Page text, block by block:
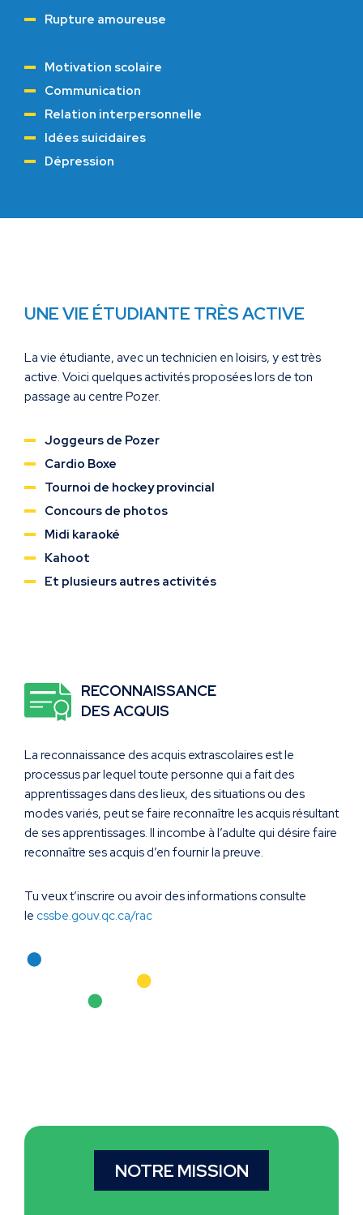
Rupture amoureuse
Motivation scolaire
Communication
Relation interpersonnelle
Idées suicidaires
Dépression
UNE VIE ÉTUDIANTE TRÈS ACTIVE
La vie étudiante, avec un technicien en loisirs, y est très
active. Voici quelques activités proposées lors de ton
passage au centre Pozer.
Joggeurs de Pozer
Cardio Boxe
Tournoi de hockey provincial
Concours de photos
Midi karaoké
Kahoot
Et plusieurs autres activités
RECONNAISSANCE
DES ACQUIS
La reconnaissance des acquis extrascolaires est le
processus par lequel toute personne qui a fait des
apprentissages dans des lieux, des situations ou des
modes variés, peut se faire reconnaître les acquis résultant
de ses apprentissages. Il incombe à l’adulte qui désire faire
reconnaître ses acquis d’en fournir la preuve.
Tu veux t’inscrire ou avoir des informations consulte
le cssbe.gouv.qc.ca/rac
NOTRE MISSION